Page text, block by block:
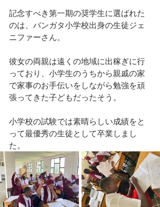
記念すべき第一期の奨学生に選ばれた
のは、バンガタ小学校出身の生徒ジェ
ニファーさん。
彼女の両親は遠くの地域に出稼ぎに行
っており、小学生のうちから親戚の家
で家事のお手伝いをしながら勉強を頑
張ってきた子どもだったそう。
小学校の試験では素晴らしい成績をと
って最優秀の生徒として卒業しまし
た。